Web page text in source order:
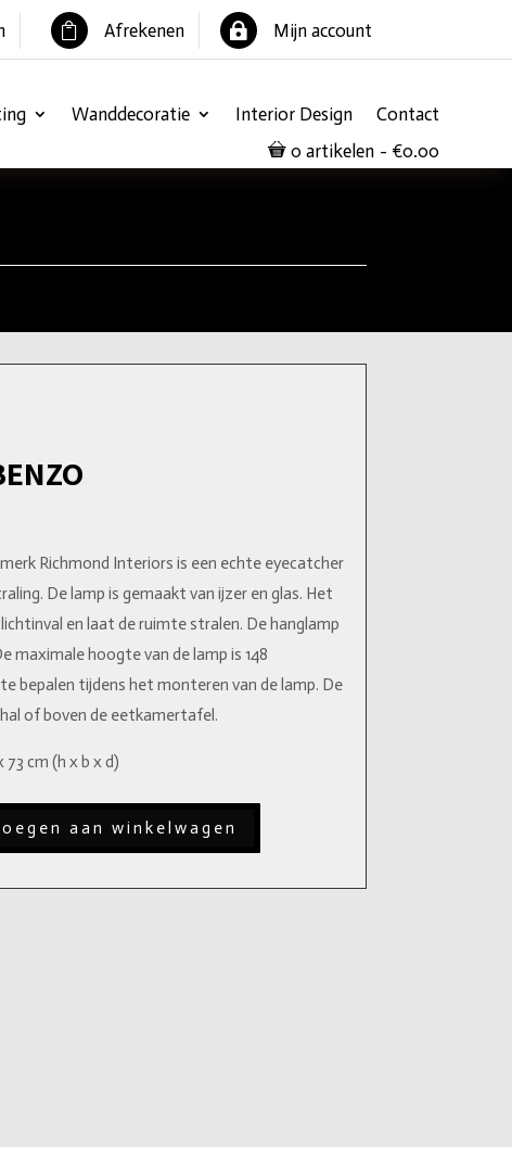
 Afrekenen  Mijn account
Wanddecoratie Interior Design
Contact
0 artikelen
€0.00
Richmond Interiors is een echte eyecatcher
De lamp is gemaakt van ijzer en glas. Het
en laat de ruimte stralen. De hanglamp
maximale hoogte van de lamp is 148
bepalen tijdens het monteren van de lamp. De
of boven de eetkamertafel.
73 cm (h x b x d)
aan winkelwagen